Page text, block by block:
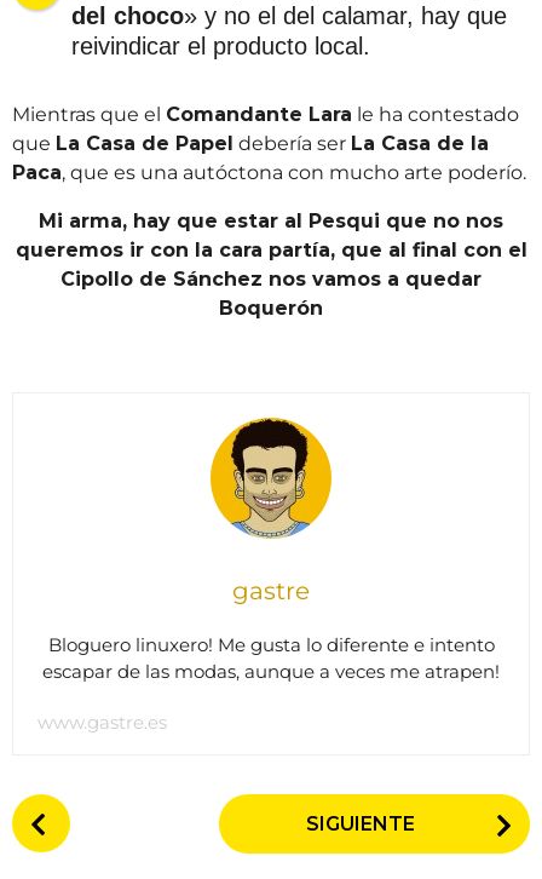
del choco» y no el del calamar, hay que
reivindicar el producto local.
Mientras que el Comandante Lara le ha contestado
que La Casa de Papel debería ser La Casa de la
Paca, que es una autóctona con mucho arte poderío.
Mi arma, hay que estar al Pesqui que no nos
queremos ir con la cara partía, que al final con el
Cipollo de Sánchez nos vamos a quedar
Boquerón
gastre
Bloguero linuxero! Me gusta lo diferente e intento
escapar de las modas, aunque a veces me atrapen!
www.gastre.es
P
o
SIGUIENTE